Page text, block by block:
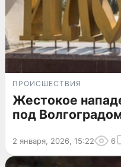
ПРОИСШЕСТВИЯ
Жестокое
под
2 января, 2026, 15:22 6